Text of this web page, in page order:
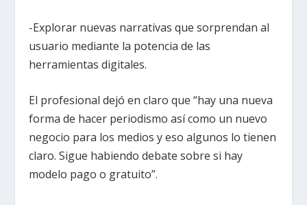
-Explorar nuevas narrativas que sorprendan al
usuario mediante la potencia de las
herramientas digitales.
El profesional dejó en claro que “hay una nueva
forma de hacer periodismo así como un nuevo
negocio para los medios y eso algunos lo tienen
claro. Sigue habiendo debate sobre si hay
modelo pago o gratuito”.